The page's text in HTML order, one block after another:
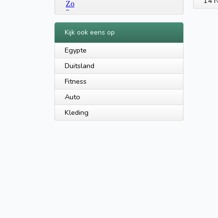
Kijk ook eens op
Egypte
Duitsland
Fitness
Auto
Kleding